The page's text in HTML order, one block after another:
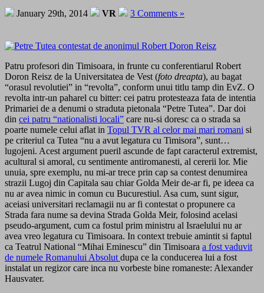
January 29th, 2014 VR 3 Comments »
Patru profesori din Timisoara, in frunte cu conferentiarul Robert
Doron Reisz de la Universitatea de Vest (foto dreapta), au bagat
“orasul revolutiei” in “revolta”, conform unui titlu tamp din EvZ. O
revolta intr-un paharel cu bitter: cei patru protesteaza fata de intentia
Primariei de a denumi o straduta pietonala “Petre Tutea”. Dar doi
din cei patru “nationalisti locali” care nu-si doresc ca o strada sa
poarte numele celui aflat in Topul TVR al celor mai mari romani si
pe criteriul ca Tutea “nu a avut legatura cu Timisora”, sunt…
lugojeni. Acest argument pueril ascunde de fapt caracterul extremist,
acultural si amoral, cu sentimente antiromanesti, al cererii lor. Mie
unuia, spre exemplu, nu mi-ar trece prin cap sa contest denumirea
strazii Lugoj din Capitala sau chiar Golda Meir de-ar fi, pe ideea ca
nu ar avea nimic in comun cu Bucurestiul. Asa cum, sunt sigur,
aceiasi universitari reclamagii nu ar fi contestat o propunere ca
Strada fara nume sa devina Strada Golda Meir, folosind acelasi
pseudo-argument, cum ca fostul prim ministru al Israelului nu ar
avea vreo legatura cu Timisoara. In context trebuie amintit si faptul
ca Teatrul National “Mihai Eminescu” din Timisoara a fost vaduvit
de numele Romanului Absolut dupa ce la conducerea lui a fost
instalat un regizor care inca nu vorbeste bine romaneste: Alexander
Hausvater.